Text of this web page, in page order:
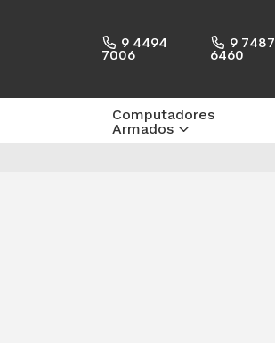
9 4494
7006
9 7487
6460
Computadores
Armados